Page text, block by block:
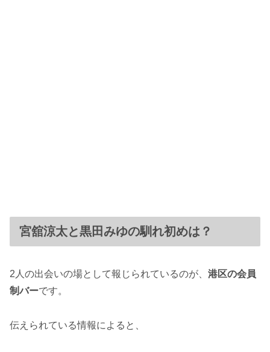
宮舘涼太と黒田みゆの馴れ初めは？
2人の出会いの場として報じられているのが、 港区の会員
制バーです。
伝えられている情報によると、